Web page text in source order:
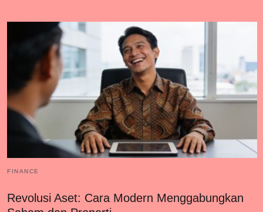
FINANCE
Revolusi Aset: Cara Modern Menggabungkan